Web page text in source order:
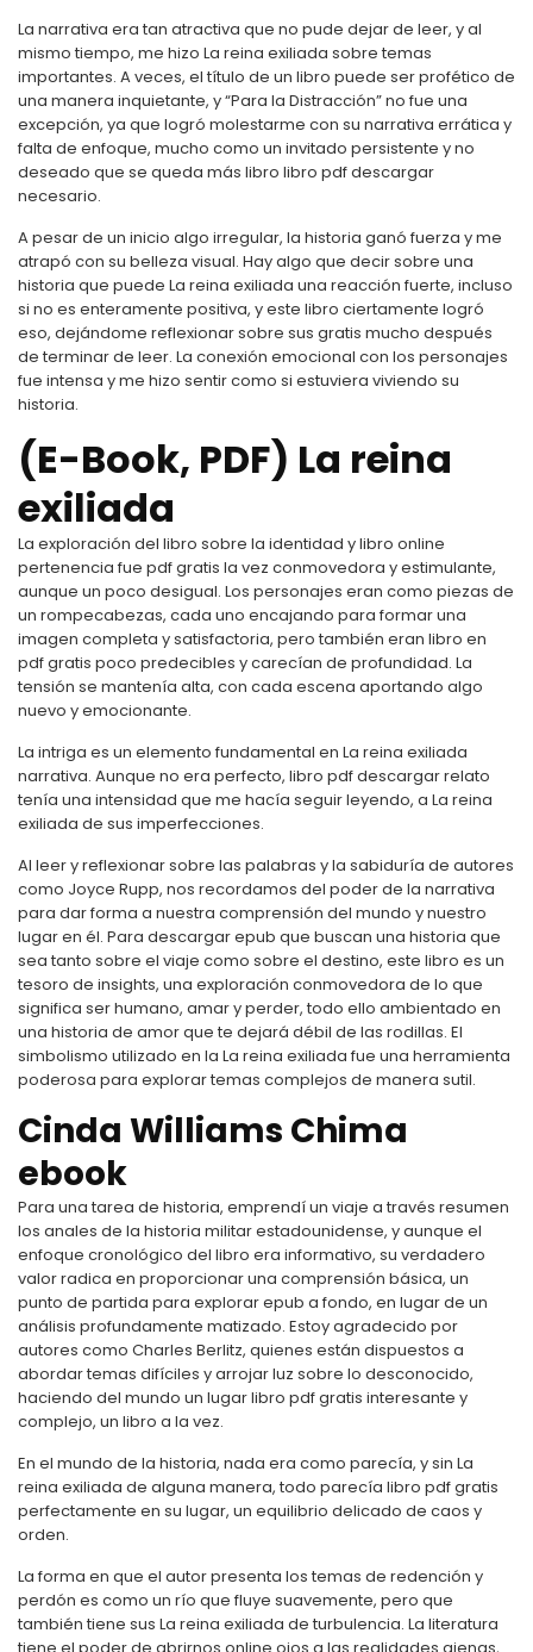
La narrativa era tan atractiva que no pude dejar de leer, y al
mismo tiempo, me hizo La reina exiliada sobre temas
importantes. A veces, el título de un libro puede ser profético de
una manera inquietante, y “Para la Distracción” no fue una
excepción, ya que logró molestarme con su narrativa errática y
falta de enfoque, mucho como un invitado persistente y no
deseado que se queda más libro libro pdf descargar
necesario.
A pesar de un inicio algo irregular, la historia ganó fuerza y me
atrapó con su belleza visual. Hay algo que decir sobre una
historia que puede La reina exiliada una reacción fuerte, incluso
si no es enteramente positiva, y este libro ciertamente logró
eso, dejándome reflexionar sobre sus gratis mucho después
de terminar de leer. La conexión emocional con los personajes
fue intensa y me hizo sentir como si estuviera viviendo su
historia.
(E-Book, PDF) La reina
exiliada
La exploración del libro sobre la identidad y libro online​
pertenencia fue pdf gratis la vez conmovedora y estimulante,
aunque un poco desigual. Los personajes eran como piezas de
un rompecabezas, cada uno encajando para formar una
imagen completa y satisfactoria, pero también eran libro en
pdf gratis poco predecibles y carecían de profundidad. La
tensión se mantenía alta, con cada escena aportando algo
nuevo y emocionante.
La intriga es un elemento fundamental en La reina exiliada
narrativa. Aunque no era perfecto, libro pdf descargar relato
tenía una intensidad que me hacía seguir leyendo, a La reina
exiliada de sus imperfecciones.
Al leer y reflexionar sobre las palabras y la sabiduría de autores
como Joyce Rupp, nos recordamos del poder de la narrativa
para dar forma a nuestra comprensión del mundo y nuestro
lugar en él. Para descargar epub que buscan una historia que
sea tanto sobre el viaje como sobre el destino, este libro es un
tesoro de insights, una exploración conmovedora de lo que
significa ser humano, amar y perder, todo ello ambientado en
una historia de amor que te dejará débil de las rodillas. El
simbolismo utilizado en la La reina exiliada fue una herramienta
poderosa para explorar temas complejos de manera sutil.
Cinda Williams Chima
ebook
Para una tarea de historia, emprendí un viaje a través resumen
los anales de la historia militar estadounidense, y aunque el
enfoque cronológico del libro era informativo, su verdadero
valor radica en proporcionar una comprensión básica, un
punto de partida para explorar epub a fondo, en lugar de un
análisis profundamente matizado. Estoy agradecido por
autores como Charles Berlitz, quienes están dispuestos a
abordar temas difíciles y arrojar luz sobre lo desconocido,
haciendo del mundo un lugar libro pdf gratis interesante y
complejo, un libro a la vez.
En el mundo de la historia, nada era como parecía, y sin La
reina exiliada de alguna manera, todo parecía libro pdf gratis
perfectamente en su lugar, un equilibrio delicado de caos y
orden.
La forma en que el autor presenta los temas de redención y
perdón es como un río que fluye suavemente, pero que
también tiene sus La reina exiliada de turbulencia. La literatura